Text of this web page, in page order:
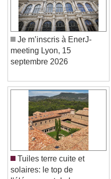
Je m’inscris à EnerJ-
meeting Lyon, 15
Tuiles terre cuite et